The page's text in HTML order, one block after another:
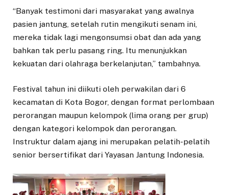
“Banyak testimoni dari masyarakat yang awalnya
pasien jantung, setelah rutin mengikuti senam ini,
mereka tidak lagi mengonsumsi obat dan ada yang
bahkan tak perlu pasang ring. Itu menunjukkan
kekuatan dari olahraga berkelanjutan,” tambahnya.
Festival tahun ini diikuti oleh perwakilan dari 6
kecamatan di Kota Bogor, dengan format perlombaan
perorangan maupun kelompok (lima orang per grup)
dengan kategori kelompok dan perorangan.
Instruktur dalam ajang ini merupakan pelatih-pelatih
senior bersertifikat dari Yayasan Jantung Indonesia.